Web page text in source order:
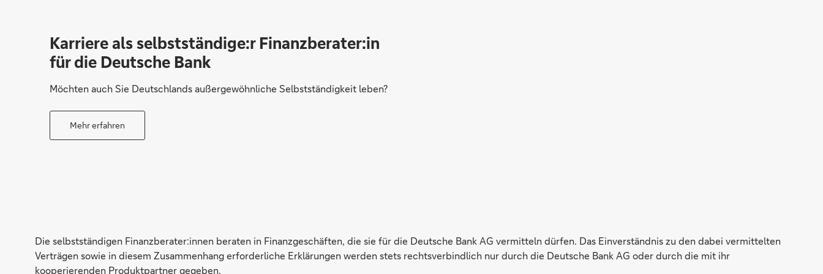
Karriere als selbstständige:r Finanzberater:in
für die Deutsche Bank
Möchten auch Sie Deutschlands außergewöhnliche Selbstständigkeit leben?
Mehr erfahren
Die selbstständigen Finanzberater:innen beraten in Finanzgeschäften, die sie für die Deutsche Bank AG vermitteln dürfen. Das Einverständnis zu den dabei vermittelten
Verträgen sowie in diesem Zusammenhang erforderliche Erklärungen werden stets rechtsverbindlich nur durch die Deutsche Bank AG oder durch die mit ihr
kooperierenden Produktpartner gegeben.